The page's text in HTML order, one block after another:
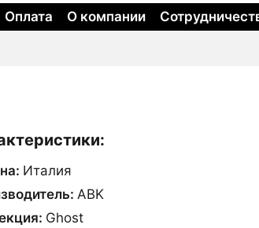
Оплата О компании
Италия
ABK
Ghost